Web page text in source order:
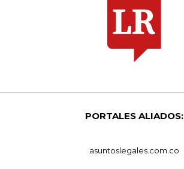
PORTALES ALIADOS:
asuntoslegales.com.co